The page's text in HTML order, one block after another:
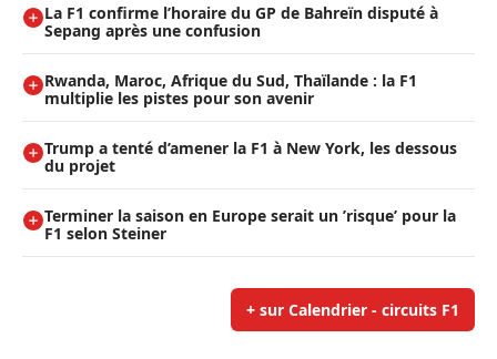
La F1 confirme l’horaire du GP de Bahreïn disputé à
Sepang après une confusion
Rwanda, Maroc, Afrique du Sud, Thaïlande : la F1
multiplie les pistes pour son avenir
Trump a tenté d’amener la F1 à New York, les dessous
du projet
Terminer la saison en Europe serait un ’risque’ pour la
F1 selon Steiner
+ sur Calendrier - circuits F1